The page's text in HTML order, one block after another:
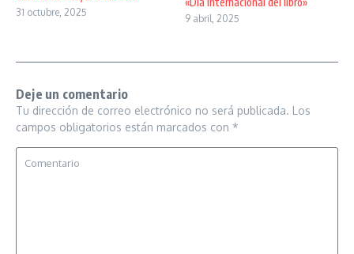
31 octubre, 2025
9 abril, 2025
Deje un comentario
Tu dirección de correo electrónico no será publicada. Los
campos obligatorios están marcados con *